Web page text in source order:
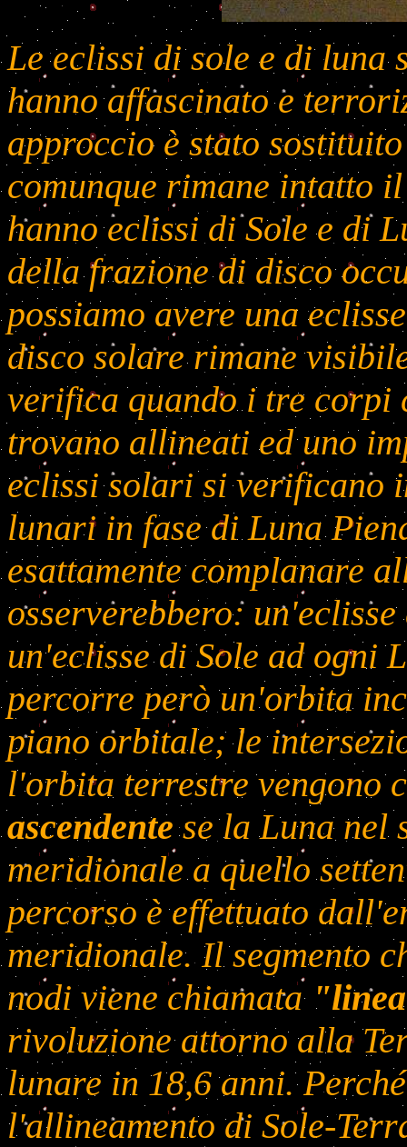
Le eclissi di sole e di luna
hanno affascinato e
approccio è stato
comunque rimane intatto
hanno eclissi di Sole e di
della frazione di disco
possiamo avere una
disco solare rimane
verifica quando i tre corpi
trovano allineati ed uno
eclissi solari si verificano
lunari in fase di Luna
esattamente complanare
osserverebbero:
un'eclisse di Sole ad ogni
percorre però un'orbita
piano orbitale; le
l'orbita terrestre vengono
ascendentese la Luna nel
meridionale a quello
percorso è effettuato
meridionale. Il segmento
nodi viene chiamata
rivoluzione attorno alla
lunare in 18,6 anni.
l'allineamento di Sole-